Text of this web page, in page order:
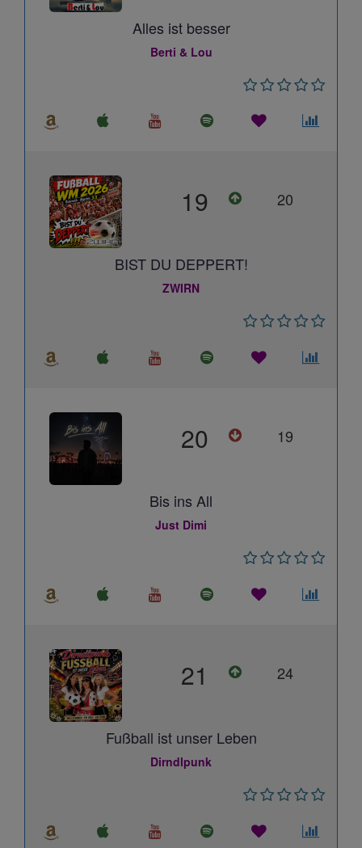
Alles ist besser
Berti & Lou
19 20
BIST DU DEPPERT!
ZWIRN
20 19
Bis ins All
Just Dimi
21 24
Fußball ist unser Leben
Dirndlpunk